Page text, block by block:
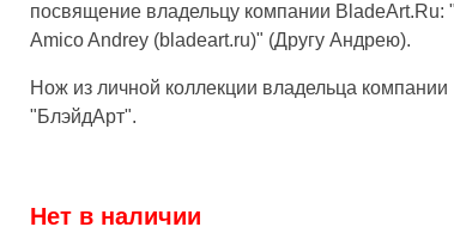
посвящение владельцу компании BladeArt.Ru:
Amico Andrey (bladeart.ru)" (Другу Андрею).
Нож из личной коллекции владельца компании
"БлэйдАрт".
Нет в наличии